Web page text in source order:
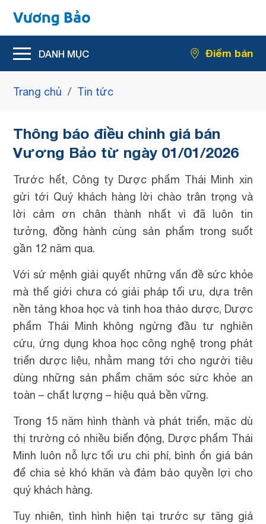
Hỗ trợ giảm rối loạn tiểu tiện
Hỗ trợ giảm kích thước u xơ tiền liệt tuyến
Điểm bán
Trang chủ / Tin tức
Thông báo điều chỉnh giá bán
Vương Bảo từ ngày 01/01/2026
Trước hết, Công ty Dược phẩm Thái Minh xin
gửi tới Quý khách hàng lời chào trân trọng và
lời cảm ơn chân thành nhất vì đã luôn tin
tưởng, đồng hành cùng sản phẩm trong suốt
gần 12 năm qua.
Với sứ mệnh giải quyết những vấn đề sức khỏe
mà thế giới chưa có giải pháp tối ưu, dựa trên
nền tảng khoa học và tinh hoa thảo dược, Dược
phẩm Thái Minh không ngừng đầu tư nghiên
cứu, ứng dụng khoa học công nghệ trong phát
triển dược liệu, nhằm mang tới cho người tiêu
dùng những sản phẩm chăm sóc sức khỏe an
toàn – chất lượng – hiệu quả bền vững.
Trong 15 năm hình thành và phát triển, mặc dù
thị trường có nhiều biến động, Dược phẩm Thái
Minh luôn nỗ lực tối ưu chi phí, bình ổn giá bán
để chia sẻ khó khăn và đảm bảo quyền lợi cho
quý khách hàng.
Tuy nhiên, tình hình hiện tại trước sự tăng giá